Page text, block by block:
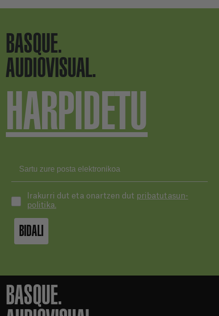
BASQUE.
AUDIOVISUAL.
HARPIDETU
Irakurri dut eta onartzen dut pribatutasun-
politika.
BIDALI
BASQUE.